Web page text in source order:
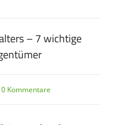
– 7 wichtige
0 Kommentare